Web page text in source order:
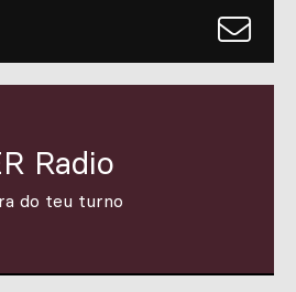
Radio
do teu turno